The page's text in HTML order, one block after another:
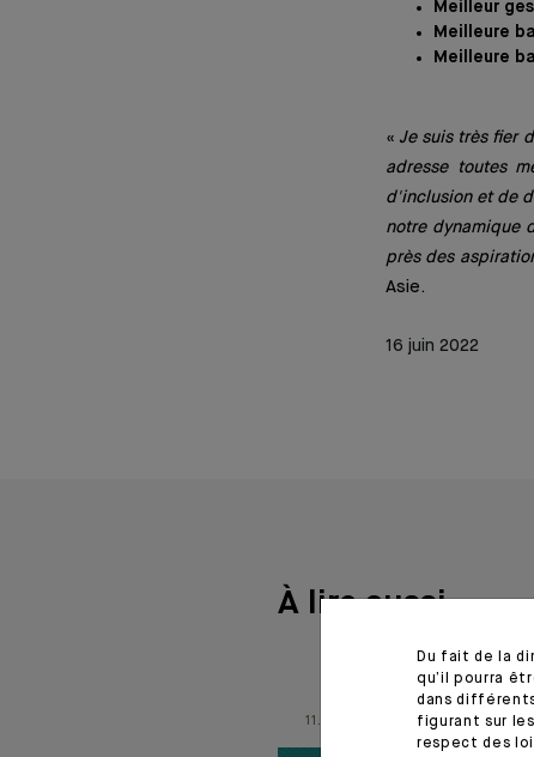
Meilleur
Meilleure
Meilleure
« Je suis très fier
adresse toutes
d'inclusion et de
notre dynamique
près des
Asie.
16 juin 2022
À lire aussi
11.06.26
Du fait de la
qu’il pourra
dans
figurant sur
respect des